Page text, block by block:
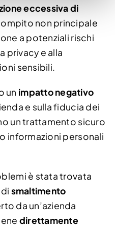
eccessiva di
non principale
a potenziali rischi
privacy e alla
sensibili.
un impatto negativo
e sulla fiducia dei
un trattamento sicuro
informazioni personali
è stata trovata
smaltimento
da un’azienda
direttamente